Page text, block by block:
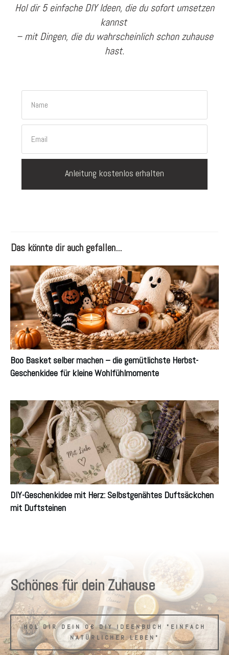
Hol dir 5 einfache DIY Ideen, die du sofort umsetzen
kannst
– mit Dingen, die du wahrscheinlich schon zuhause
hast.
Anleitung kostenlos erhalten
Das könnte dir auch gefallen...
Boo Basket selber machen – die gemütlichste Herbst-
Geschenkidee für kleine Wohlfühlmomente
DIY-Geschenkidee mit Herz: Selbstgenähtes Duftsäckchen
mit Duftsteinen
Schönes für dein Zuhause
HOL DIR DEIN 0€ DIY IDEENBUCH "EINFACH
NATÜRLICHER LEBEN"